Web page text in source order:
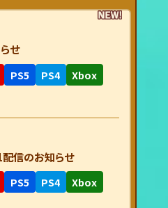
せ
PS5 PS4
Xbox
信のお知らせ
PS5 PS4
Xbox